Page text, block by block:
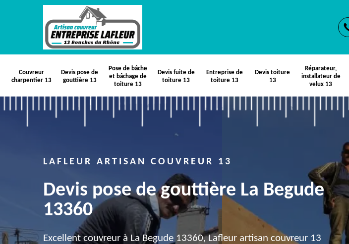
Couvreur
charpentier 13
Devis pose de
gouttière 13
Pose de bâche
et bâchage de
toiture 13
Devis fuite de
toiture 13
Entreprise de
toiture 13
Devis toiture
13
Réparateur,
installateur de
velux 13
LAFLEUR ARTISAN COUVREUR 13
Devis pose de gouttière La Begude
13360
Excellent couvreur à La Begude 13360, Lafleur artisan couvreur 13